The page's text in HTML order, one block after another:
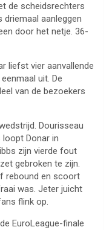
de scheidsrechters
driemaal aanleggen
door het netje. 36-
liefst vier aanvallende
uit. De
van de bezoekers
Dourisseau
Donar in
zijn vierde fout
gebroken te zijn.
rebound en scoort
was. Jeter juicht
flink op.
EuroLeague-finale